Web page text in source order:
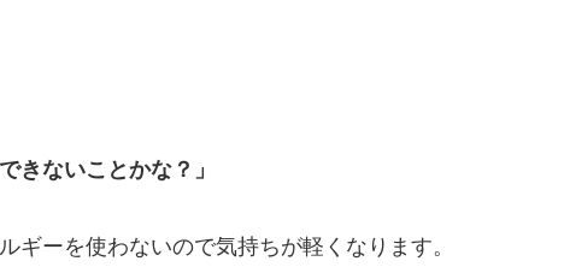
きないことかな？」
ギーを使わないので気持ちが軽くなります。